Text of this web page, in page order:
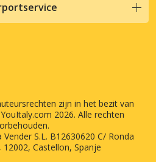
zijn in het bezit van
2026. Alle rechten
S.L. B12630620 C/ Ronda
Castellon, Spanje